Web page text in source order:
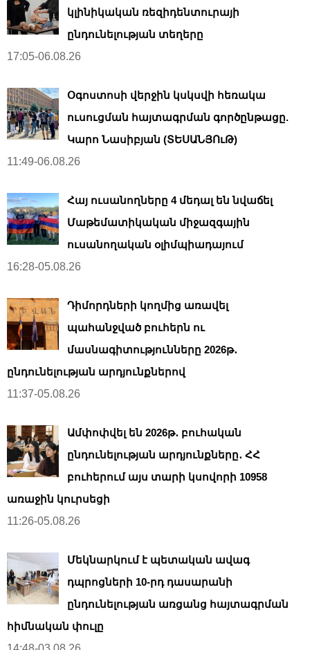
կլինիկական ռեզիդենտուրայի
ընդունելության տեղերը
17:05-06.08.26
Օգոստոսի վերջին կսկսվի հեռակա
ուսուցման հայտագրման գործընթացը.
Կարո Նասիբյան (ՏԵՍԱՆՅՈւԹ)
11:49-06.08.26
Հայ ուսանողները 4 մեդալ են նվաճել
Մաթեմատիկական միջազգային
ուսանողական օլիմպիադայում
16:28-05.08.26
Դիմորդների կողմից առավել
պահանջված բուհերն ու
մասնագիտությունները 2026թ․
ընդունելության արդյունքներով
11:37-05.08.26
Ամփոփվել են 2026թ․ բուհական
ընդունելության արդյունքները․ ՀՀ
բուհերում այս տարի կսովորի 10958
առաջին կուրսեցի
11:26-05.08.26
Մեկնարկում է պետական ավագ
դպրոցների 10-րդ դասարանի
ընդունելության առցանց հայտագրման
հիմնական փուլը